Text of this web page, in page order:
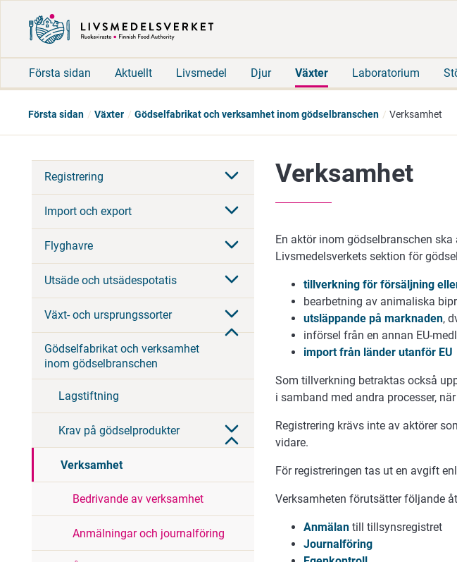
Första sidan Aktuellt Livsmedel Djur Växter Laboratorium
Första sidan Växter Gödselfabrikat och verksamhet inom gödselbranschen Verksamhet
Registrering
Import och export
Flyghavre
Utsäde och utsädespotatis
Växt- och ursprungssorter
Gödselfabrikat och verksamhet
inom gödselbranschen
Lagstiftning
Krav på gödselprodukter
Verksamhet
Bedrivande av verksamhet
Anmälningar och journalföring
Verksamhet
En aktör inom gödselbranschen
Livsmedelsverkets sektion för
tillverkning för försäljning
bearbetning av animaliska
utsläppande på marknaden,
införsel från en annan EU-
import från länder utanför EU
Som tillverkning betraktas också
i samband med andra processer,
Registrering krävs inte av aktörer
vidare.
För registreringen tas ut en avgift
Verksamheten förutsätter följande
Anmälan till tillsynsregistret
Journalföring